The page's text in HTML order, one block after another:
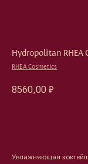
Hydropolitan RHEA
RHEA Cosmetics
8560,00 ₽
Увлажняющая